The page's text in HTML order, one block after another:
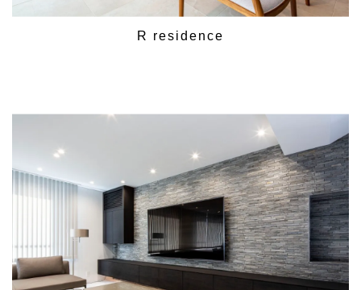
R residence